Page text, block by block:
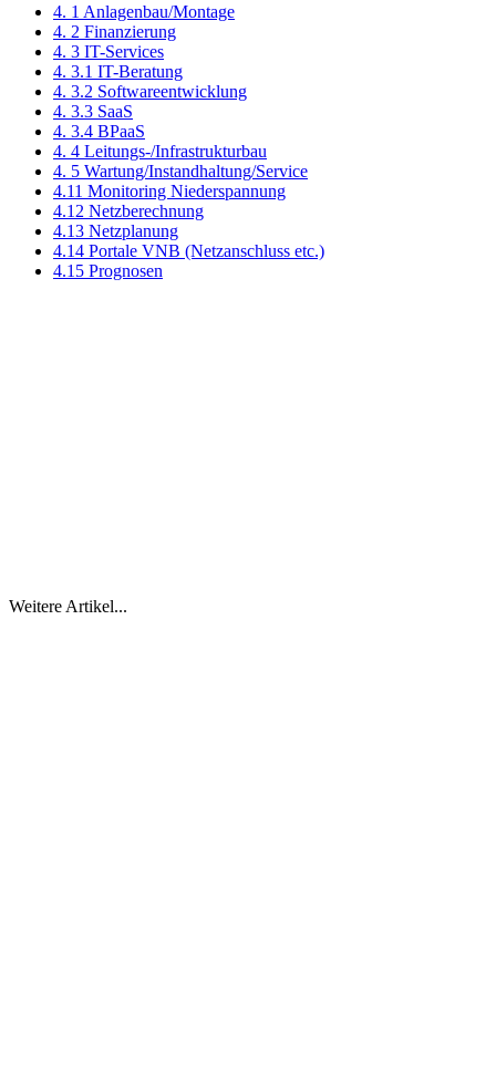
4. 1 Anlagenbau/Montage
4. 2 Finanzierung
4. 3 IT-Services
4. 3.1 IT-Beratung
4. 3.2 Softwareentwicklung
4. 3.3 SaaS
4. 3.4 BPaaS
4. 4 Leitungs-/Infrastrukturbau
4. 5 Wartung/Instandhaltung/Service
4.11 Monitoring Niederspannung
4.12 Netzberechnung
4.13 Netzplanung
4.14 Portale VNB (Netzanschluss etc.)
4.15 Prognosen
Weitere Artikel...